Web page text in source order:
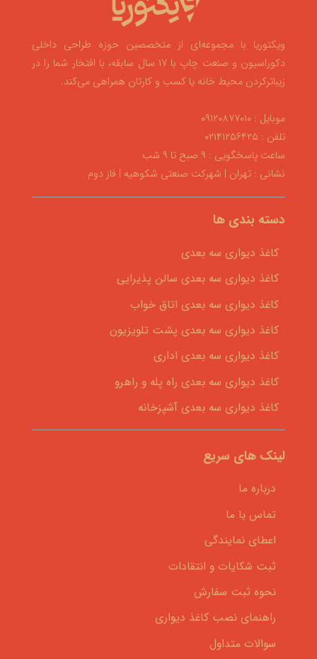
ویکتوریا با مجموعه‌ای از متخصصین حوزه طراحی داخلی
دکوراسیون و صنعت چاپ با ۱۷ سال سابقه، با افتخار شما را در
زیباترکردن محیط خانه یا کسب و کارتان همراهی می‌کند.
موبایل : ۰۹۱۲۰۸۷۷۰۱۰
تلفن : ۰۲۱۴۱۲۵۶۴۲۵
ساعت پاسخگویی : ۹ صبح تا ۹ شب
نشانی : تهران | شهرکت صنعتی شکوهیه | فاز دوم
دسته بندی ها
کاغذ دیواری سه بعدی
کاغذ دیواری سه بعدی سالن پذیرایی
کاغذ دیواری سه بعدی اتاق خواب
کاغذ دیواری سه بعدی پشت تلویزیون
کاغذ دیواری سه بعدی اداری
کاغذ دیواری سه بعدی راه پله و راهرو
کاغذ دیواری سه بعدی آشپزخانه
لینک های سریع
درباره ما
تماس با ما
اعطای نمایندگی
ثبت شکایات و انتقادات
نحوه ثبت سفارش
راهنمای نصب کاغذ دیواری
سوالات متداول